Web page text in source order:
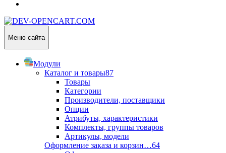
Меню сайта
Модули
Каталог и товары87
Товары
Категории
Производители, поставщики
Опции
Атрибуты, характеристики
Комплекты, группы товаров
Артикулы, модели
Оформление заказа и корзин…64